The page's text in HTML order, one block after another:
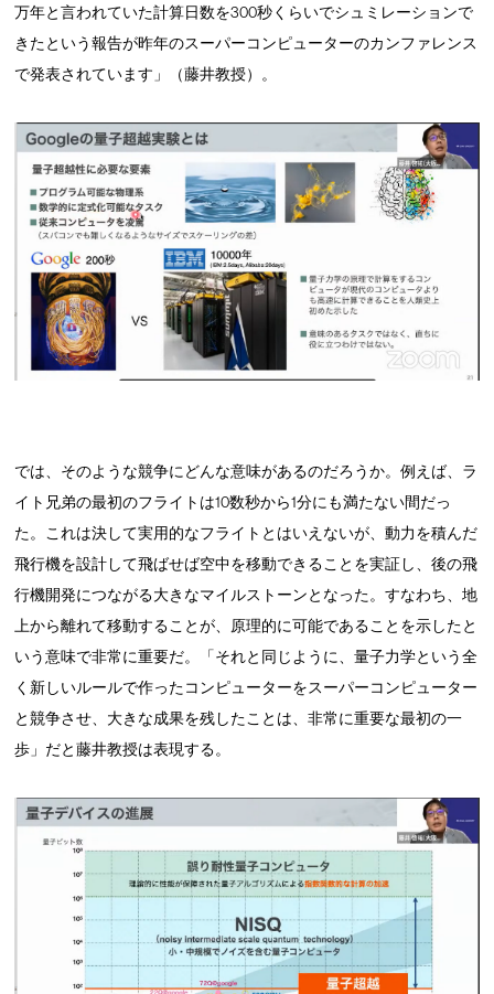
万年と言われていた計算日数を300秒くらいでシュミレーションで
きたという報告が昨年のスーパーコンピューターのカンファレンス
で発表されています」（藤井教授）。
では、そのような競争にどんな意味があるのだろうか。例えば、ラ
イト兄弟の最初のフライトは10数秒から1分にも満たない間だっ
た。これは決して実用的なフライトとはいえないが、動力を積んだ
飛行機を設計して飛ばせば空中を移動できることを実証し、後の飛
行機開発につながる大きなマイルストーンとなった。すなわち、地
上から離れて移動することが、原理的に可能であることを示したと
いう意味で非常に重要だ。「それと同じように、量子力学という全
く新しいルールで作ったコンピューターをスーパーコンピューター
と競争させ、大きな成果を残したことは、非常に重要な最初の一
歩」だと藤井教授は表現する。